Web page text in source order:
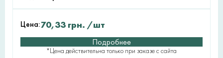
Цена:70,33 грн. /шт
Подробнее
*Цена действительна только при заказе с сайта